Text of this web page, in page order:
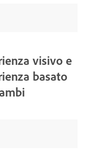
visivo e
basato